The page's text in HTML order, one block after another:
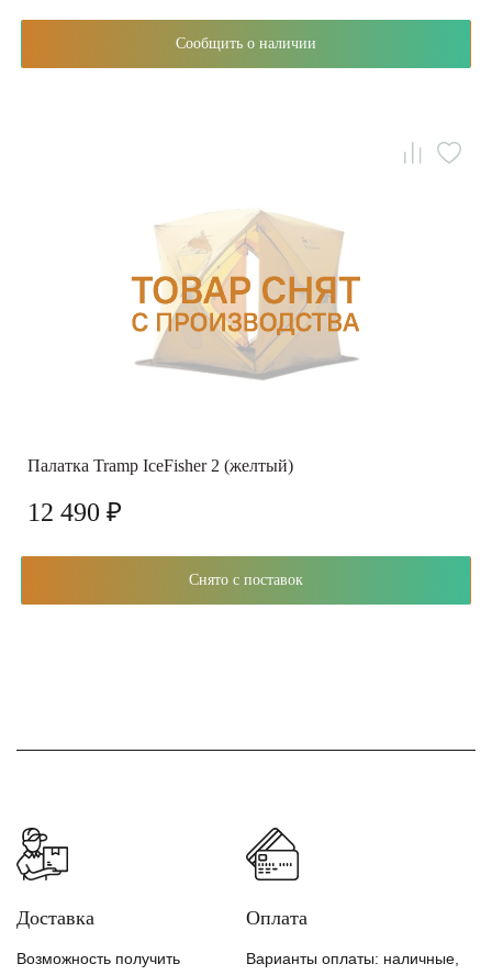
Сообщить о наличии
Палатка Tramp IceFisher 2 (желтый)
12 490 ₽
Снято с поставок
Доставка
Возможность получить
Оплата
Варианты оплаты: наличные,